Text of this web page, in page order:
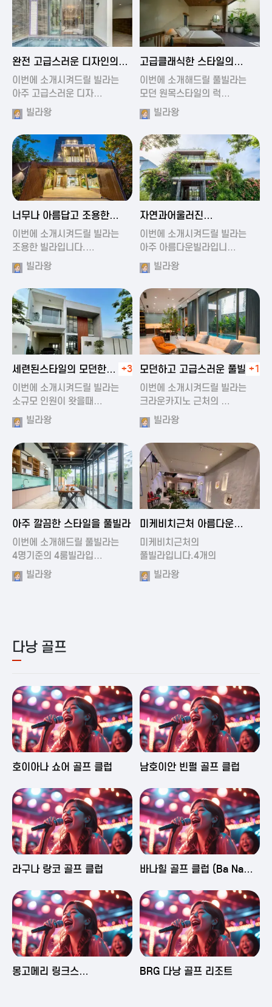
2024-11-19 01:13
완전 고급스러운 디자인의
빌라
이번에 소개시켜드릴 빌라는
아주 고급스러운 디자…
빌라왕
2024-11-19 00:37
고급클래식한 스타일의
럭셔리 풀빌라
이번에 소개해드릴 풀빌라는
모던 원목스타일의 럭…
빌라왕
2024-11-19 01:47
너무나 아름답고 조용한
풀빌라
이번에 소개시켜드릴 빌라는
조용한 빌라입니다.…
빌라왕
2024-11-19 01:17
자연과어울러진
아름다운풀빌라
이번에 소개시켜드릴 빌라는
아주 아름다운빌라입니…
빌라왕
2024-11-19 01:22
세련된스타일의 모던한
풀빌라
+3
이번에 소개시켜드릴 빌라는
소규모 인원이 왓을때…
빌라왕
2024-11-20 00:20
모던하고 고급스러운 풀빌라+1
이번에 소개시켜드릴 빌라는
크라운카지노 근처의 …
빌라왕
2024-11-19 01:01
아주 깔끔한 스타일을 풀빌라
이번에 소개해드릴 풀빌라는
4명기준의 4룸빌라입…
빌라왕
2024-11-16 15:32
미케비치근처 아름다운
풀빌라
미케비치근처의
풀빌라입니다.4개의
아름다운방과…
빌라왕
다낭 골프
2025-06-03 16:43
호이아나 쇼어 골프 클럽 2025-06-03 15:09
남호이안 빈펄 골프 클럽
2025-06-03 15:05
라구나 랑코 골프 클럽 2025-06-03 14:58
바나힐 골프 클럽 (Ba Na
2025-06-03 14:50
몽고메리 링크스
2025-06-02 23:29
BRG 다낭 골프 리조트